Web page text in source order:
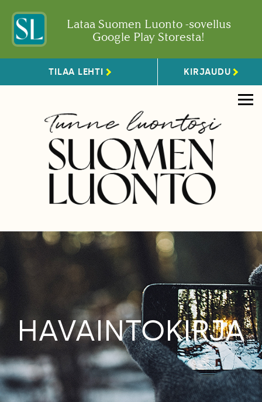
Lataa Suomen Luonto -sovellus
Google Play Storesta!
TILAA LEHTI KIRJAUDU
HAVAINTOKIRJA